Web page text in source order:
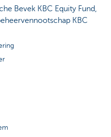
Bevek KBC Equity Fund,
KBC